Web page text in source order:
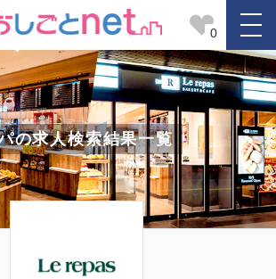
0
の求人検索結果一覧